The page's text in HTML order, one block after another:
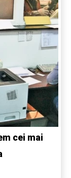
cei mai